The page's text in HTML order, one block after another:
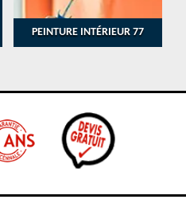
PEINTURE INTÉRIEUR 77